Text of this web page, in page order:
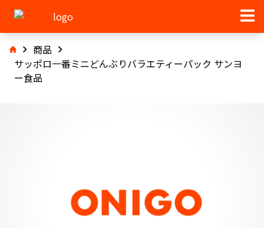
商品
サッポロ一番ミニどんぶりバラエティーパック サンヨ
ー食品